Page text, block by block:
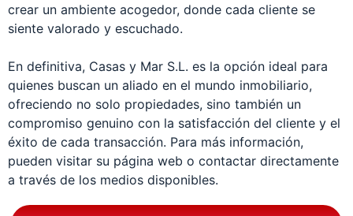
crear un ambiente acogedor, donde cada cliente se
siente valorado y escuchado.
En definitiva, Casas y Mar S.L. es la opción ideal para
quienes buscan un aliado en el mundo inmobiliario,
ofreciendo no solo propiedades, sino también un
compromiso genuino con la satisfacción del cliente y el
éxito de cada transacción. Para más información,
pueden visitar su página web o contactar directamente
a través de los medios disponibles.